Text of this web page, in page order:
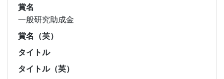
賞名
一般研究助成金
賞名（英）
タイトル
タイトル（英）